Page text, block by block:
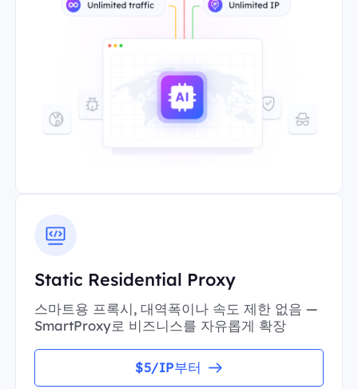
Static Residential Proxy
스마트용 프록시, 대역폭이나 속도 제한 없음 —
SmartProxy로 비즈니스를 자유롭게 확장
$5/IP부터